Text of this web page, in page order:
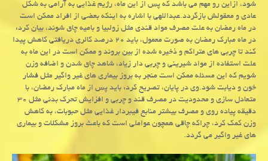
شود، ازاین رو مهم می باشد كه پس از این ماه، رژیم غذایی به آرامی به شكل
عادی و معقولش بازگردد.عبداللهی با اشاره به اینكه بعضی از افراد ممكن است
در ماه رمضان به علت مصرف مواد قندی مثل زولبیا و بامیه چاق شوند، بیان كرد:
در ماه مبارك رمضان به صورت معمول، باید ۲۰ درصد كالری دریافتی كاهش پیدا
كند تا چربی های متراكم و ذخیره شده از بین بروند و ممكن است در این ماه به
علت استفاده از مواد شیرینی و چربی دار زیاد، شاهد چاق شدن و اضافه وزن
شویم كه این مسئله ممكن است منجر به بروز بیماری های غیر واگیر مثل فشار
خون و دیابت شود.وی در پایان، تصریح كرد: باید پس از ماه مبارك رمضان، با
متعادل سازی و محدودیت در مصرف قند و چربی و افزایش تحرك بدنی مثل ۳۰
دقیقه پیاده روی و مصرف بیشتر منابع فیبردار غذایی مثل حبوبات، به كاهش
وزن كمك كرد، چراكه چاقی همچون عواملی است كه باعث بروز مشكلات و بیماری
های غیر واگیر می گردد.